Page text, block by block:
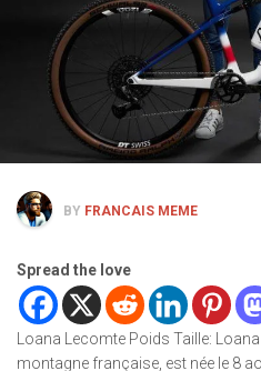
BY FRANCAIS MEME
Spread the love
Loana Lecomte Poids Taille:
montagne française, est née le 8